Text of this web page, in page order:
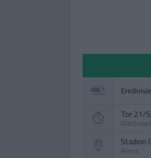
Tor 21/
Matchstart
Stadion
Arena